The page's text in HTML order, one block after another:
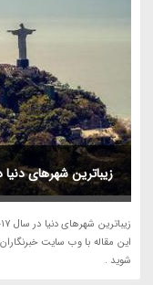
زیباترین شهرهای دنیا در سال 2017 را
شوید .